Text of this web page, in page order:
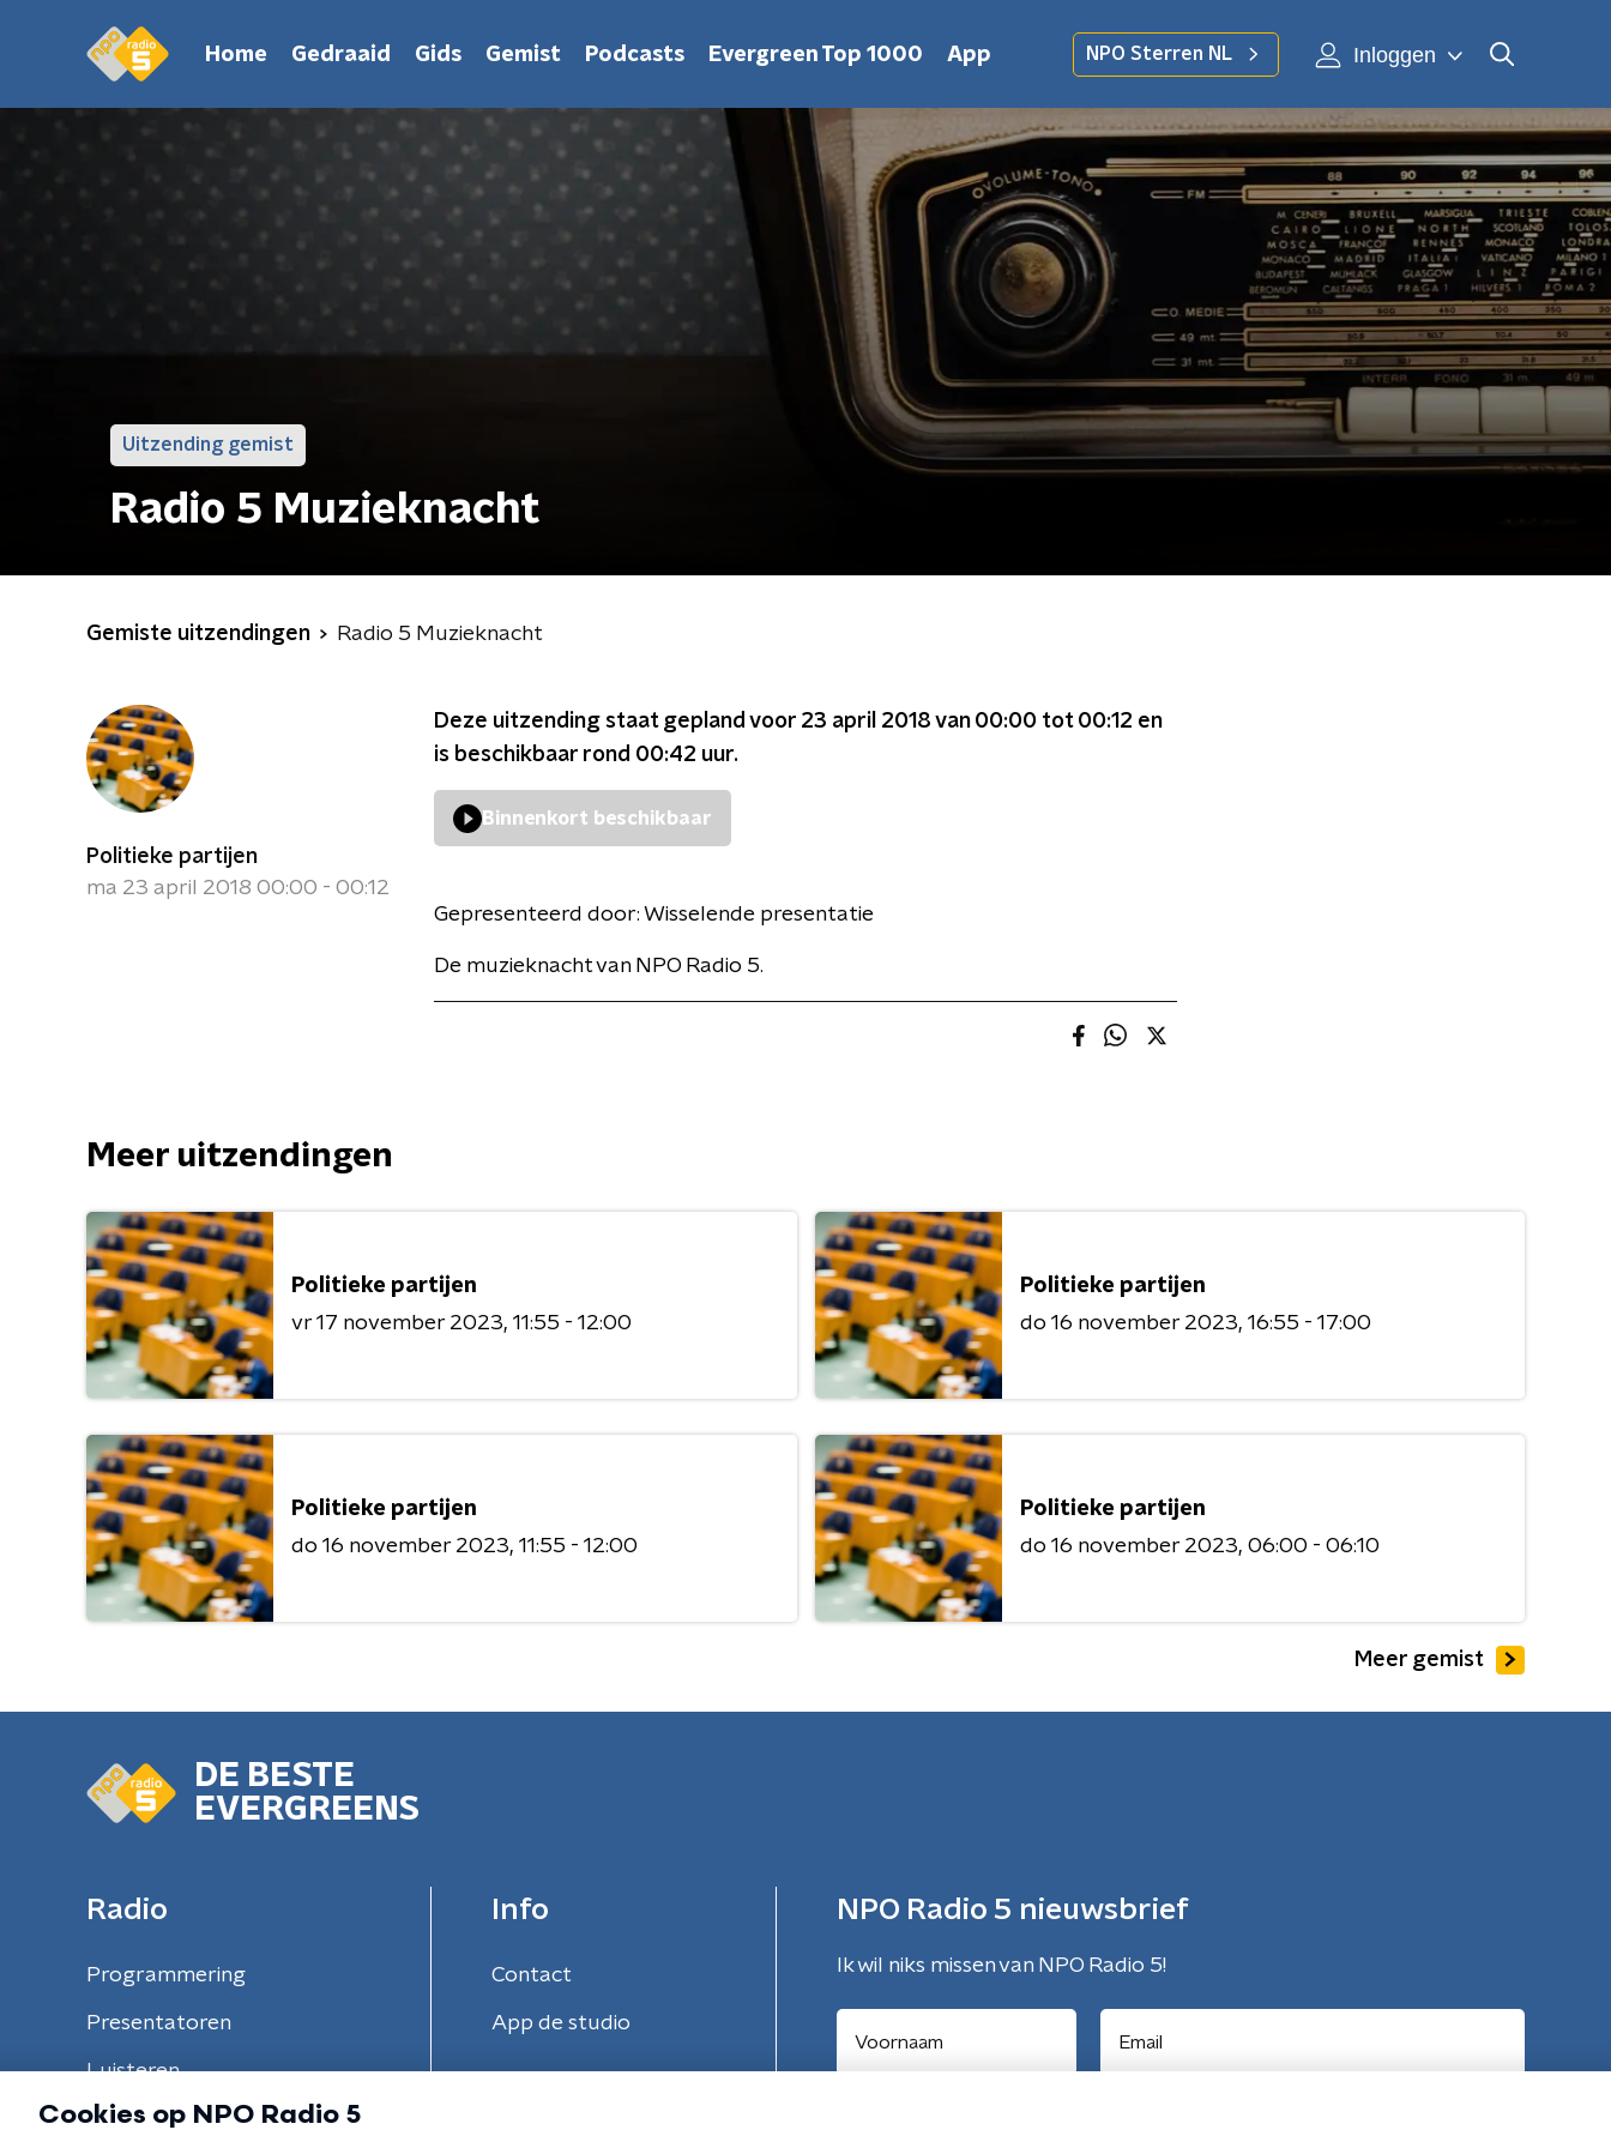
Home Gedraaid Gids Gemist Podcasts Evergreen Top 1000 App NPO Sterren NL Inloggen
Uitzending gemist
Radio 5 Muzieknacht
Gemiste uitzendingen Radio 5 Muzieknacht
Politieke partijen
ma 23 april 2018 00:00 - 00:12
Deze uitzending staat gepland voor 23 april 2018 van 00:00 tot 00:12 en
is beschikbaar rond 00:42 uur.
Binnenkort beschikbaar
Gepresenteerd door: Wisselende presentatie
De muzieknacht van NPO Radio 5.
Meer uitzendingen
Politieke partijen
vr 17 november 2023 11:55 - 12:00
Politieke partijen
do 16 november 2023 16:55 - 17:00
Politieke partijen
do 16 november 2023 11:55 - 12:00
Politieke partijen
do 16 november 2023 06:00 - 06:10
Meer gemist
DE BESTE
EVERGREENS
Radio
Programmering
Presentatoren
Luisteren
Info
Contact
App de studio
NPO Radio 5 nieuwsbrief
Ik wil niks missen van NPO Radio 5!